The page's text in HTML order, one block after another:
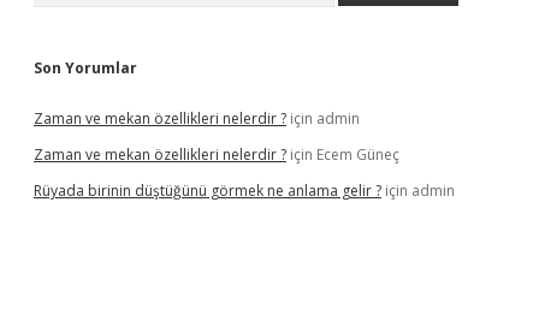
Son Yorumlar
Zaman ve mekan özellikleri nelerdir ? için admin
Zaman ve mekan özellikleri nelerdir ? için Ecem Güneç
Rüyada birinin düştüğünü görmek ne anlama gelir ? için admin